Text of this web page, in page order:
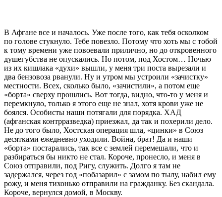
В Афгане все и началось. Уже после того, как тебя осколком
по голове стукнуло. Тебе повезло. Потому что хоть мы с тобой
к тому времени уже повоевали прилично, но до откровенного
душегубства не опускались. Но потом, под Хостом… Ночью
из их кишлака «духи» вышли, у меня три поста вырезали и
два бензовоза рванули. Ну и утром мы устроили «зачистку»
местности. Всех, сколько было, «зачистили», а потом еще
«борта» сверху прошлись. Вот тогда, видно, что-то у меня и
перемкнуло, только я этого еще не знал, хотя крови уже не
боялся. Особисты наши потягали для порядка. ХАД
(афганская контрразведка) приезжал, да так и похерили дело.
Не до того было, Хостская операция шла, «цинки» в Союз
десятками ежедневно уходили. Война, брат! Да и наши
«борта» постарались, так все с землей перемешали, что и
разбираться бы никто не стал. Короче, пронесло, и меня в
Союз отправили, под Ригу, служить. Долго я там не
задержался, через год «побазарил» с замом по тылу, набил ему
рожу, и меня тихонько отправили на гражданку. Без скандала.
Короче, вернулся домой, в Москву.